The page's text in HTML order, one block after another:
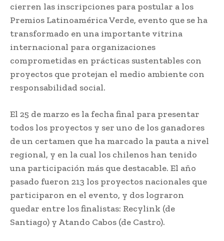
cierren las inscripciones para postular a los
Premios Latinoamérica Verde, evento que se ha
transformado en una importante vitrina
internacional para organizaciones
comprometidas en prácticas sustentables con
proyectos que protejan el medio ambiente con
responsabilidad social.
El 25 de marzo es la fecha final para presentar
todos los proyectos y ser uno de los ganadores
de un certamen que ha marcado la pauta a nivel
regional, y en la cual los chilenos han tenido
una participación más que destacable. El año
pasado fueron 213 los proyectos nacionales que
participaron en el evento, y dos lograron
quedar entre los finalistas: Recylink (de
Santiago) y Atando Cabos (de Castro).